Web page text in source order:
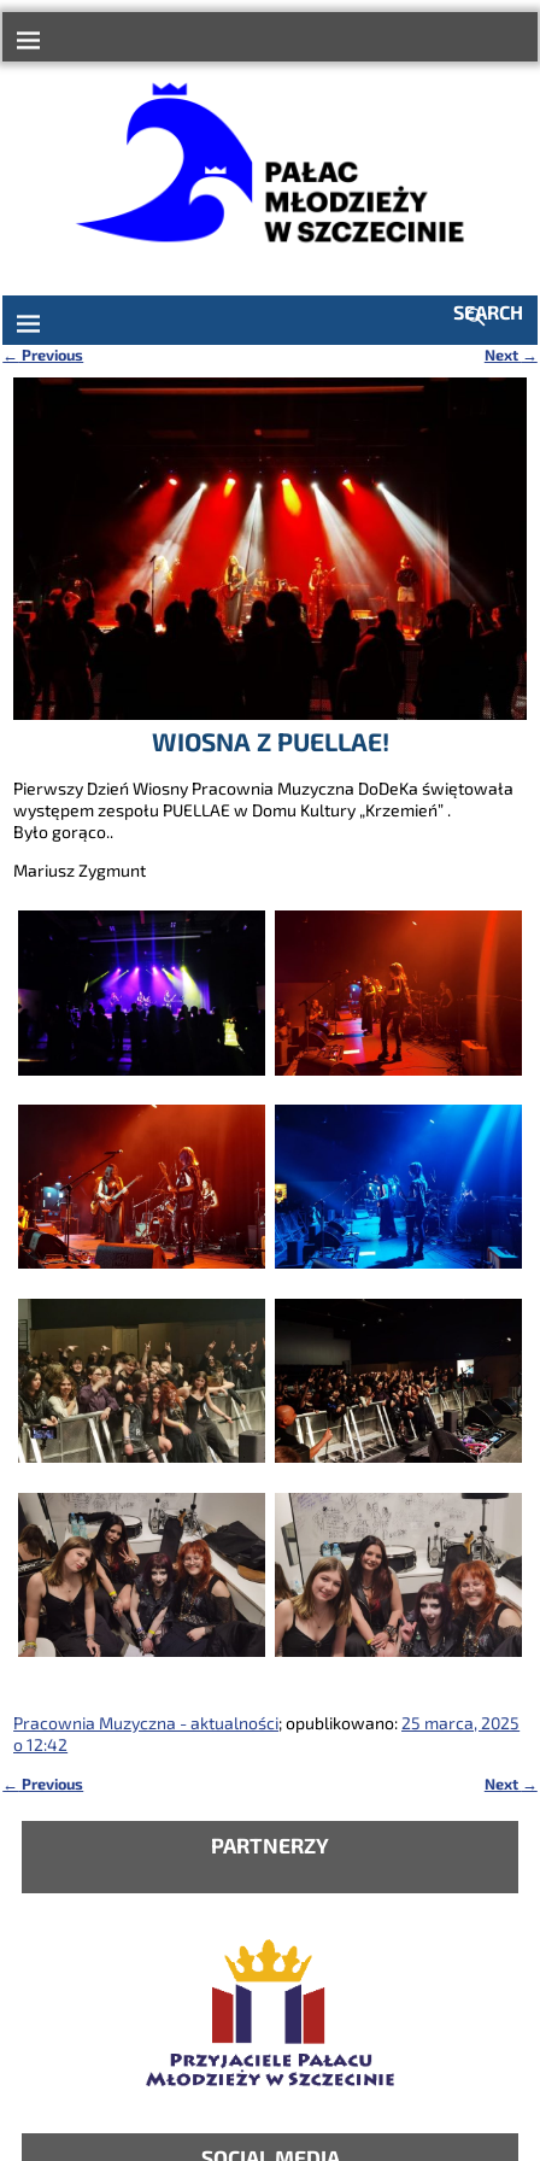
treści
SEARCH
Nawigacja
← Previous Next →
WIOSNA Z PUELLAE!
Pierwszy Dzień Wiosny Pracownia Muzyczna DoDeKa świętowała
występem zespołu PUELLAE w Domu Kultury „Krzemień” .
Było gorąco..
Mariusz Zygmunt
Pracownia Muzyczna - aktualności; opublikowano: 25 marca, 2025
o 12:42
← Previous Next →
PARTNERZY